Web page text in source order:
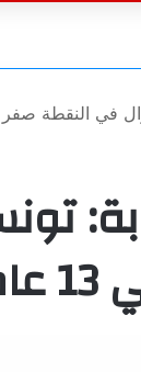
عن
النقطة صفر بعد